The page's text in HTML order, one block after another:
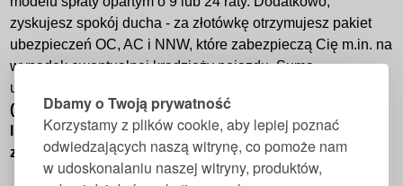
Dbamy o Twoją prywatność
Korzystamy z plików cookie, aby lepiej poznać
odwiedzających naszą witrynę, co pomoże nam
w udoskonalaniu naszej witryny, produktów,
zyskujesz spokój ducha - za złotówkę otrzymujesz pakiet
ubezpieczeń OC, AC i NNW, które zabezpieczą Cię m.in. na
wypadek ewentualnej kradzieży pojazdu. Suma
ubezpieczenia jest
(12 miesięcy) oraz nie zmniejsza się w przypadku
likwidacji mniejszej szkody. Pełen regulamin promocji
znajduje siętutaj.